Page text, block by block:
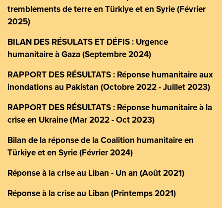
tremblements de terre en Türkiye et en Syrie (Février
2025)
BILAN DES RÉSULATS ET DÉFIS : Urgence
humanitaire à Gaza (Septembre 2024)
RAPPORT DES RÉSULTATS : Réponse humanitaire aux
inondations au Pakistan (Octobre 2022 - Juillet 2023)
RAPPORT DES RÉSULTATS : Réponse humanitaire à la
crise en Ukraine (Mar 2022 - Oct 2023)
Bilan de la réponse de la Coalition humanitaire en
Türkiye et en Syrie (Février 2024)
Réponse à la crise au Liban - Un an (Août 2021)
Réponse à la crise au Liban (Printemps 2021)